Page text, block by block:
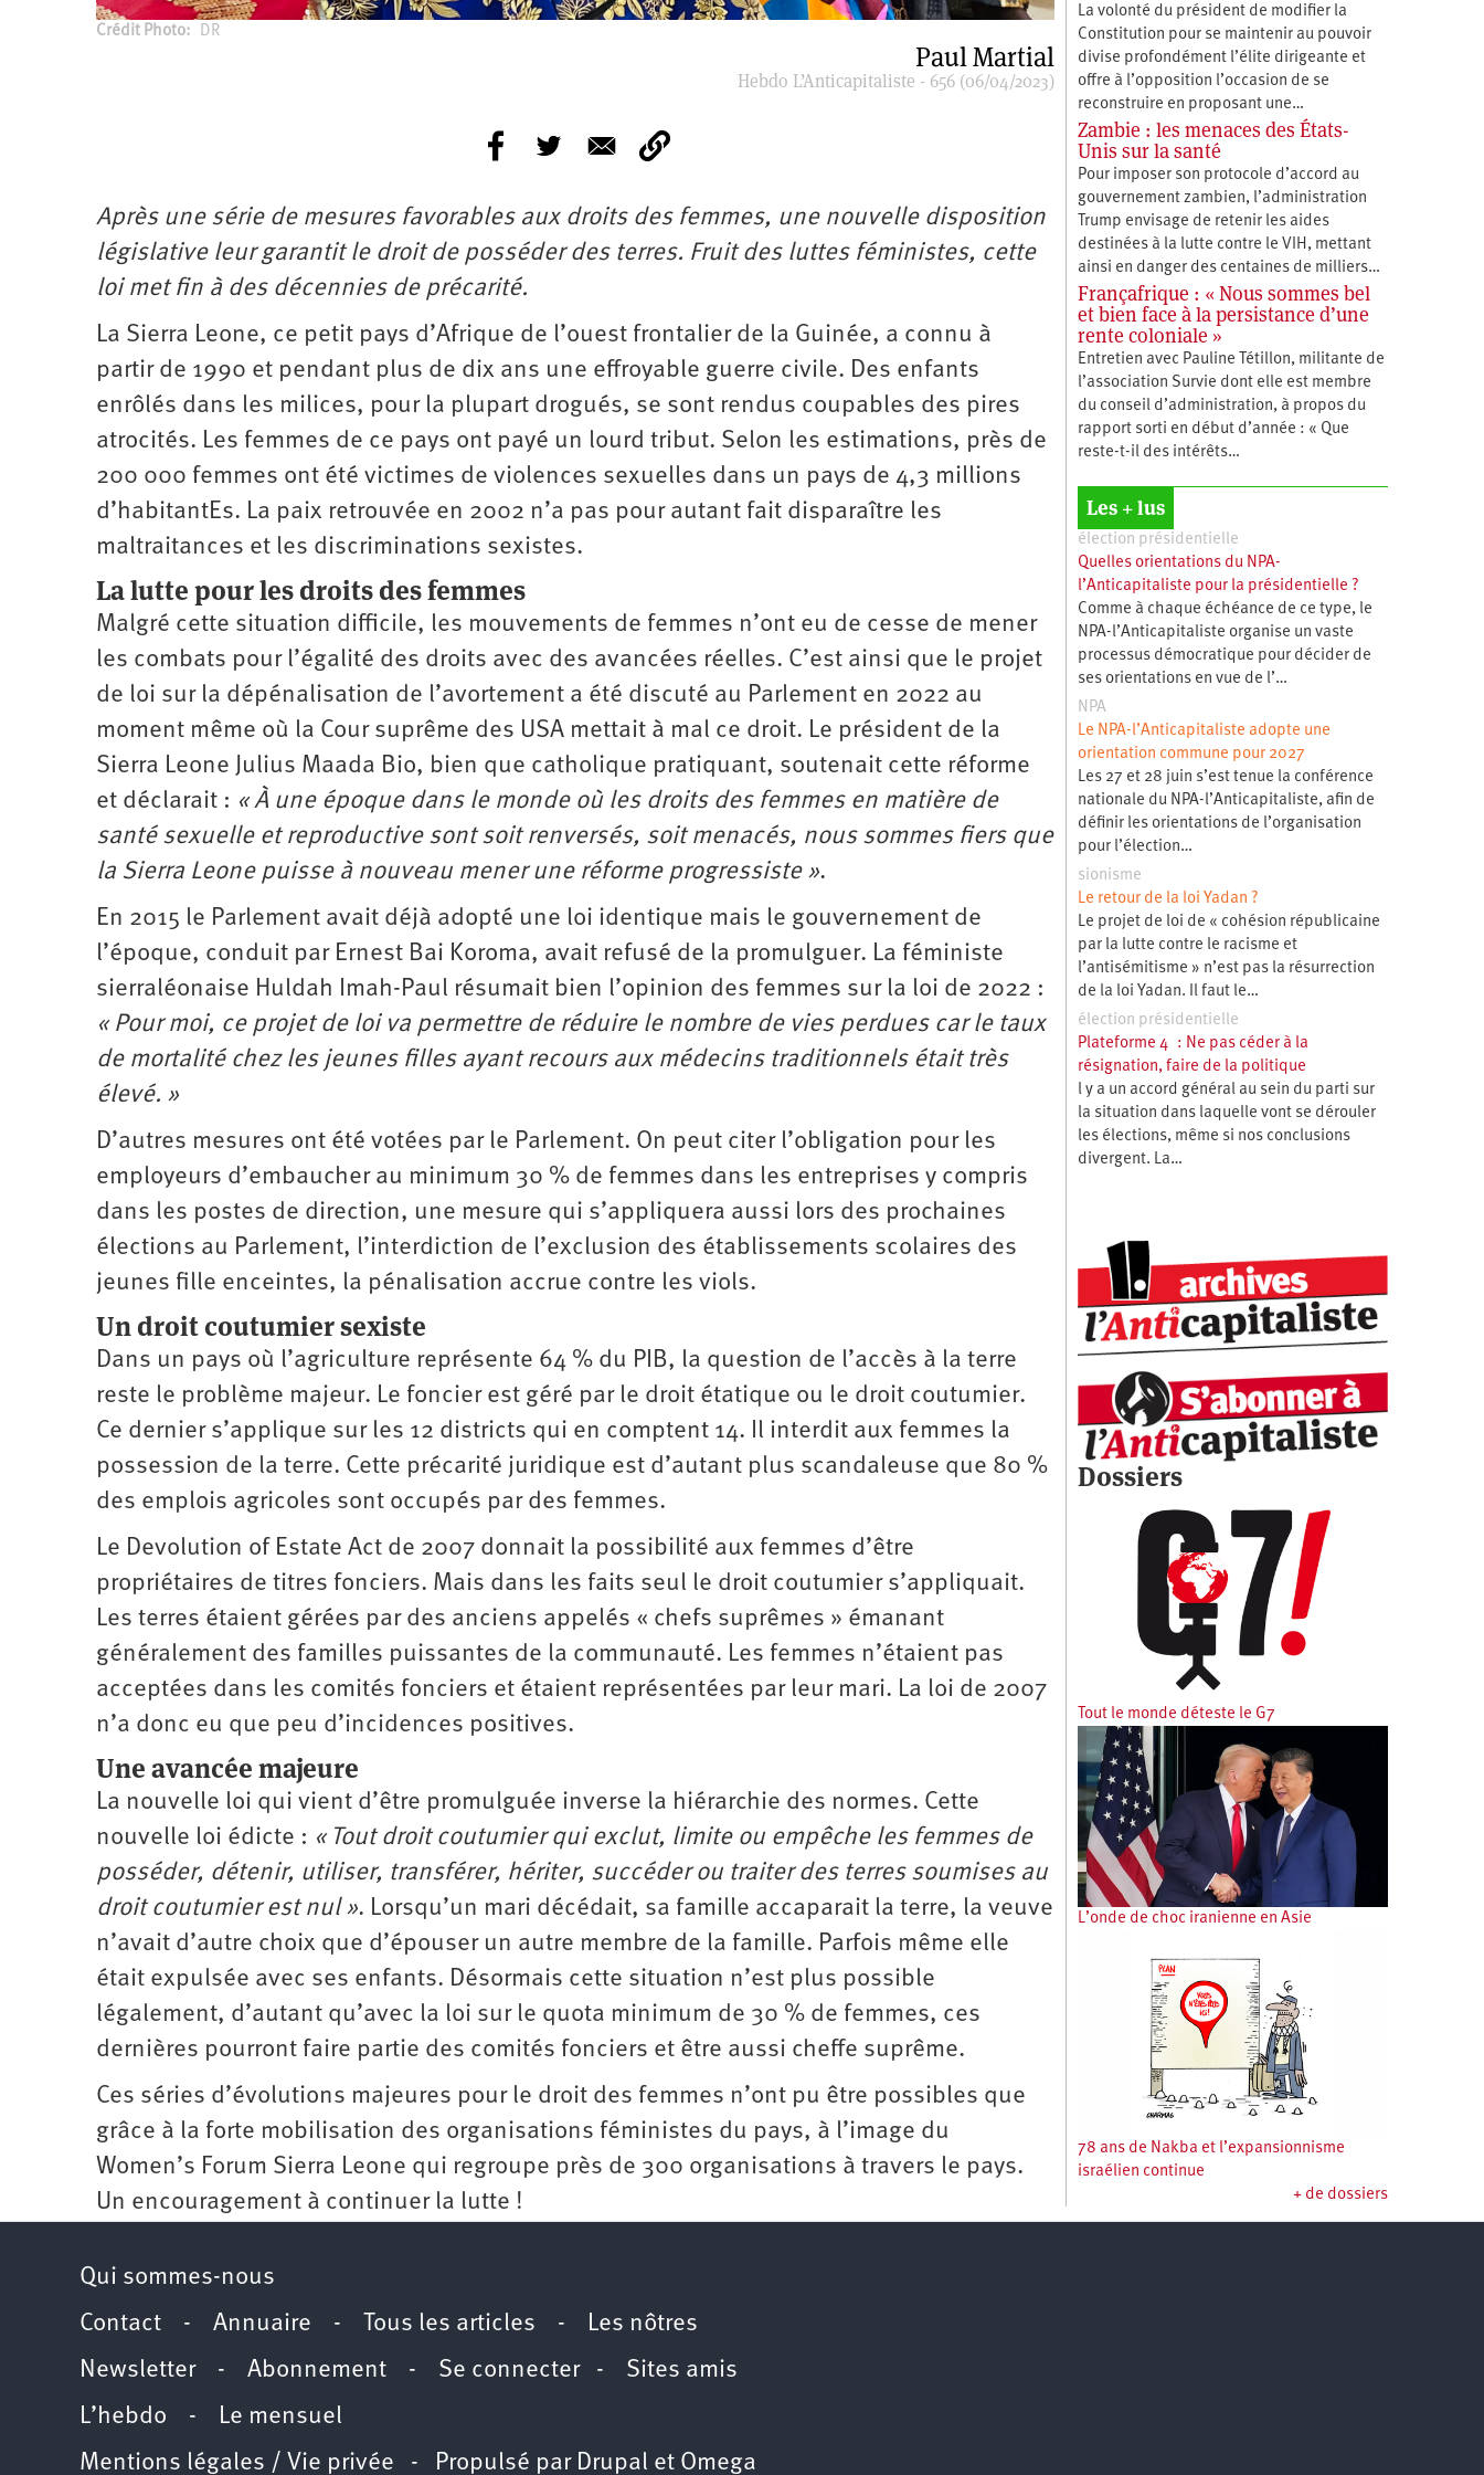
Crédit Photo DR
Paul Martial
Hebdo L’Anticapitaliste - 656 (06/04/2023)
Après une série de mesures favorables aux droits des femmes, une nouvelle disposition
législative leur garantit le droit de posséder des terres. Fruit des luttes féministes, cette
loi met fin à des décennies de précarité.
La Sierra Leone, ce petit pays d’Afrique de l’ouest frontalier de la Guinée, a connu à
partir de 1990 et pendant plus de dix ans une effroyable guerre civile. Des enfants
enrôlés dans les milices, pour la plupart drogués, se sont rendus coupables des pires
atrocités. Les femmes de ce pays ont payé un lourd tribut. Selon les estimations, près de
200 000 femmes ont été victimes de violences sexuelles dans un pays de 4,3 millions
d’habitantEs. La paix retrouvée en 2002 n’a pas pour autant fait disparaître les
maltraitances et les ­discriminations sexistes.
La lutte pour les droits des femmes
Malgré cette situation difficile, les mouvements de femmes n’ont eu de cesse de mener
les combats pour l’égalité des droits avec des avancées réelles. C’est ainsi que le projet
de loi sur la dépénalisation de l’avortement a été discuté au Parlement en 2022 au
moment même où la Cour suprême des USA mettait à mal ce droit. Le président de la
Sierra Leone Julius Maada Bio, bien que catholique pratiquant, soutenait cette réforme
et déclarait : « À une époque dans le monde où les droits des femmes en matière de
santé sexuelle et reproductive sont soit renversés, soit menacés, nous sommes fiers que
la Sierra Leone puisse à nouveau mener une réforme progressiste ».
En 2015 le Parlement avait déjà adopté une loi identique mais le gouvernement de
l’époque, conduit par Ernest Bai Koroma, avait refusé de la promulguer. La féministe
sierraléonaise Huldah Imah-Paul résumait bien l’opinion des femmes sur la loi de 2022 :
« Pour moi, ce projet de loi va permettre de réduire le nombre de vies perdues car le taux
de mortalité chez les jeunes filles ayant recours aux médecins traditionnels était très
élevé. »
D’autres mesures ont été votées par le Parlement. On peut citer l’obligation pour les
employeurs d’embaucher au minimum 30 % de femmes dans les entreprises y compris
dans les postes de direction, une mesure qui s’appliquera aussi lors des prochaines
élections au Parlement, l’interdiction de l’exclusion des établissements scolaires des
jeunes fille enceintes, la pénalisation accrue contre les viols.
Un droit coutumier sexiste
Dans un pays où l’agriculture représente 64 % du PIB, la question de l’accès à la terre
reste le problème majeur. Le foncier est géré par le droit étatique ou le droit coutumier.
Ce dernier s’applique sur les 12 districts qui en comptent 14. Il interdit aux femmes la
possession de la terre. Cette précarité juridique est d’autant plus scandaleuse que 80 %
des emplois agricoles sont occupés par des femmes.
Le Devolution of Estate Act de 2007 donnait la possibilité aux femmes d’être
propriétaires de titres fonciers. Mais dans les faits seul le droit coutumier s’appliquait.
Les terres étaient gérées par des anciens appelés « chefs suprêmes » émanant
généralement des familles puissantes de la communauté. Les femmes n’étaient pas
acceptées dans les comités fonciers et étaient représentées par leur mari. La loi de 2007
n’a donc eu que peu d’incidences positives.
Une avancée majeure
La nouvelle loi qui vient d’être promulguée inverse la hiérarchie des normes. Cette
nouvelle loi édicte : « Tout droit coutumier qui exclut, limite ou empêche les femmes de
posséder, détenir, utiliser, transférer, hériter, succéder ou traiter des terres soumises au
droit coutumier est nul ». Lorsqu’un mari décédait, sa famille accaparait la terre, la veuve
n’avait d’autre choix que d’épouser un autre membre de la famille. Parfois même elle
était expulsée avec ses enfants. Désormais cette situation n’est plus possible
légalement, d’autant qu’avec la loi sur le quota minimum de 30 % de femmes, ces
dernières pourront faire partie des comités fonciers et être aussi cheffe suprême.
Ces séries d’évolutions majeures pour le droit des femmes n’ont pu être possibles que
grâce à la forte mobilisation des organisations féministes du pays, à l’image du
Women’s Forum Sierra Leone qui regroupe près de 300 organisations à travers le pays.
Un ­encouragement à continuer la lutte !
La volonté du président de modifier la
Constitution pour se maintenir au pouvoir
divise profondément l’élite dirigeante et
offre à l’opposition l’occasion de se
reconstruire en proposant une…
Zambie : les menaces des États-
Unis sur la santé
Pour imposer son protocole d’accord au
gouvernement zambien, l’administration
Trump envisage de retenir les aides
destinées à la lutte contre le VIH, mettant
ainsi en danger des centaines de milliers…
Françafrique : « Nous sommes bel
et bien face à la persistance d’une
rente coloniale »
Entretien avec Pauline Tétillon, militante de
l’association Survie dont elle est membre
du conseil d’administration, à propos du
rapport sorti en début d’année : « Que
reste-t-il des intérêts…
Les + lus
élection présidentielle
Quelles orientations du NPA-
l’Anticapitaliste pour la présidentielle ?
Comme à chaque échéance de ce type, le
NPA-l’Anticapitaliste organise un vaste
processus démocratique pour décider de
ses orientations en vue de l’…
NPA
Le NPA-l’Anticapitaliste adopte une
orientation commune pour 2027
Les 27 et 28 juin s’est tenue la conférence
nationale du NPA-l’Anticapitaliste, afin de
définir les orientations de l’organisation
pour l’élection…
sionisme
Le retour de la loi Yadan ?
Le projet de loi de « cohésion républicaine
par la lutte contre le racisme et
l’antisémitisme » n’est pas la résurrection
de la loi Yadan. Il faut le…
élection présidentielle
Plateforme 4 : Ne pas céder à la
résignation, faire de la politique
l y a un accord général au sein du parti sur
la situation dans laquelle vont se dérouler
les élections, même si nos conclusions
divergent. La…
Dossiers
Tout le monde déteste le G7
L’onde de choc iranienne en Asie
78 ans de Nakba et l’expansionnisme
israélien continue
+ de dossiers
Qui sommes-nous
Contact - Annuaire - Tous les articles - Les nôtres
Newsletter- Abonnement - Se connecter- Sites amis
L’hebdo - Le mensuel
Mentions légales / Vie privée - Propulsé par Drupal et Omega